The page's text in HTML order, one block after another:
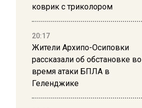
коврик с триколором
20:17
Жители Архипо-Осиповки
рассказали об обстановке во
время атаки БПЛА в
Геленджике